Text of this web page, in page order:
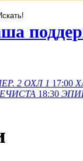
2 ОХЛ 1 17:00
18:30